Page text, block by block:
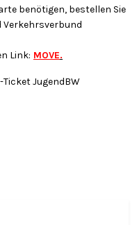
benötigen, bestellen Sie
Verkehrsverbund
Link: MOVE.
JugendBW